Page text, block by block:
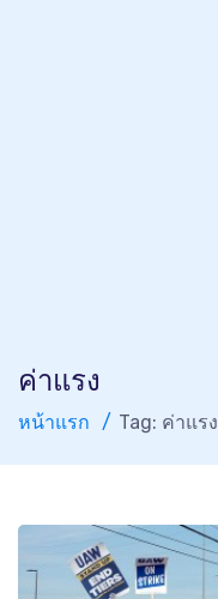
ค่าแรง
หน้าแรก Tag: ค่าแรง